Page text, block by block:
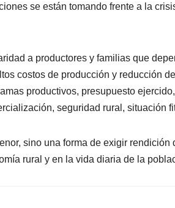
se están tomando frente a la
a productores y familias que
costos de producción y reducción
productivos, presupuesto
seguridad rural, situación
sino una forma de exigir rendición
rural y en la vida diaria de la